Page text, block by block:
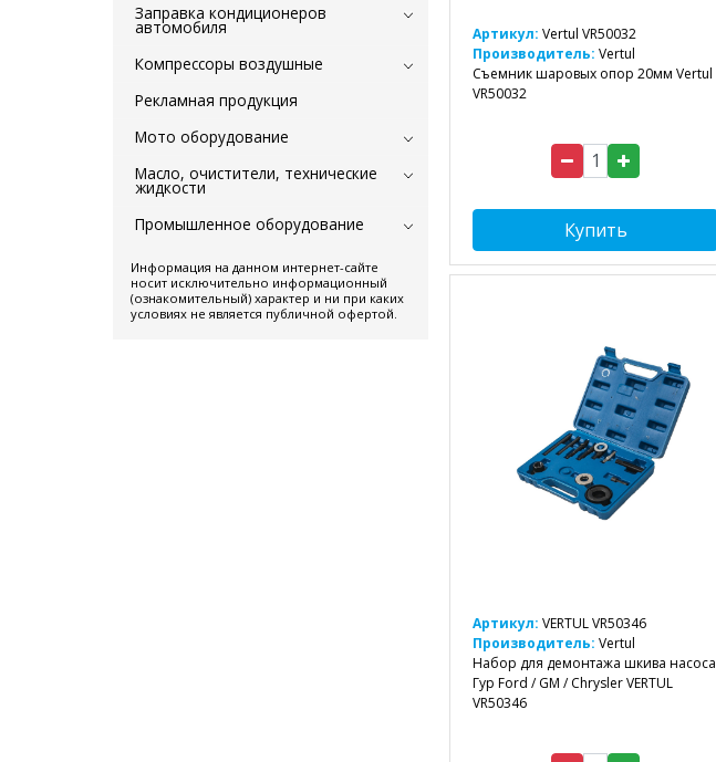
Заправка кондиционеров
автомобиля
Компрессоры воздушные
Рекламная продукция
Мото оборудование
Масло, очистители, технические
жидкости
Промышленное оборудование
Информация на данном интернет-сайте
носит исключительно информационный
(ознакомительный) характер и ни при каких
условиях не является публичной офертой.
Артикул: Vertul VR50032
Производитель: Vertul
Съемник шаровых опор 20мм Vertul
VR50032
Купить
Артикул: VERTUL VR50346
Производитель: Vertul
Набор для демонтажа шкива насоса
Гур Ford / GM / Chrysler VERTUL
VR50346